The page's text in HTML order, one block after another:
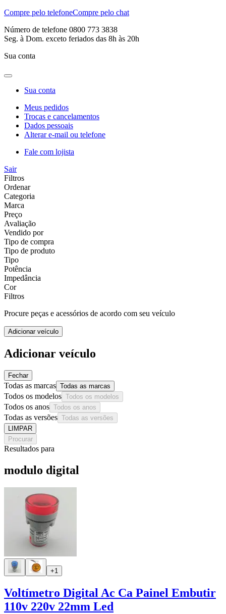
Compre pelo telefoneCompre pelo chat
Número de telefone 0800 773 3838
Seg. à Dom. exceto feriados das 8h às 20h
Sua conta
Sua conta
Meus pedidos
Trocas e cancelamentos
Dados pessoais
Alterar e-mail ou telefone
Fale com lojista
Sair
Filtros
Ordenar
Categoria
Marca
Preço
Avaliação
Vendido por
Tipo de compra
Tipo de produto
Tipo
Potência
Impedância
Cor
Filtros
Procure peças e acessórios de acordo com seu veículo
Adicionar veículo
Adicionar veículo
Fechar
Todas as marcas Todas as marcas
Todos os modelos Todos os modelos
Todos os anos Todos os anos
Todas as versões Todas as versões
LIMPAR
Procurar
Resultados para
modulo digital
+1
Voltímetro Digital Ac Ca Painel Embutir
110v 220v 22mm Led